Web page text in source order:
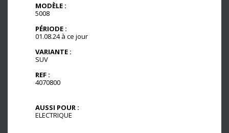
MODÈLE :
5008
PÉRIODE :
01.08.24 à ce jour
VARIANTE :
SUV
REF :
4070800
AUSSI POUR :
ELECTRIQUE